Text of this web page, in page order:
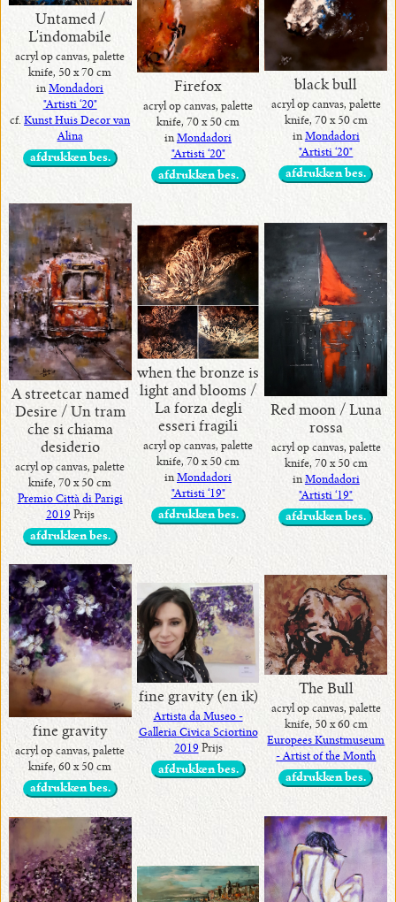
Untamed /
L'indomabile
acryl op canvas, palette
knife, 50 x 70 cm
inMondadori
"Artisti ‘20"
cf.Kunst Huis Decor van
Alina
afdrukken bes.
Firefox
acryl op canvas, palette
knife, 70 x 50 cm
in Mondadori
"Artisti ‘20"
afdrukken bes.
black bull
acryl op canvas, palette
knife, 70 x 50 cm
in Mondadori
"Artisti ‘20"
afdrukken bes.
A streetcar named
Desire / Un tram
che si chiama
desiderio
acryl op canvas, palette
knife, 70 x 50 cm
Premio Città di Parigi
2019 Prijs
afdrukken bes.
when the bronze is
light and blooms /
La forza degli
esseri fragili
acryl op canvas, palette
knife, 70 x 50 cm
in Mondadori
"Artisti ‘19"
afdrukken bes.
Red moon / Luna
rossa
acryl op canvas, palette
knife, 70 x 50 cm
in Mondadori
"Artisti ‘19"
afdrukken bes.
fine gravity
acryl op canvas, palette
knife, 60 x 50 cm
afdrukken bes.
fine gravity (en ik)
Artista da Museo -
Galleria Civica Sciortino
2019 Prijs
afdrukken bes.
The Bull
acryl op canvas, palette
knife, 50 x 60 cm
Europees Kunstmuseum
- Artist of the Month
afdrukken bes.